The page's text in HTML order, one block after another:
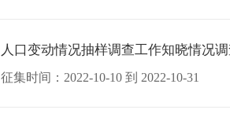
人口变动情况抽样调查工作知晓情况
征集时间： 2022-10-10 到 2022-10-31